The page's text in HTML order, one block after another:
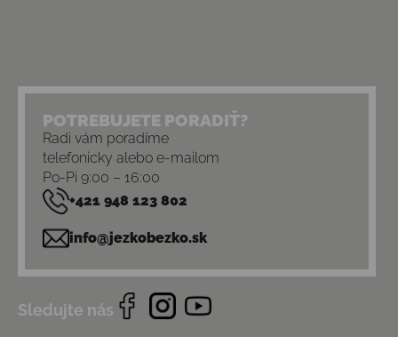
POTREBUJETE PORADIŤ?
Radi vám poradíme
telefonicky alebo e-mailom
Po-Pi 9:00 – 16:00
+421 948 123 802
info@jezkobezko.sk
Sledujte nás